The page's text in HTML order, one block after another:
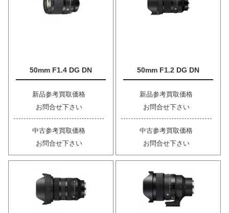
50mm F1.4 DG DN
新品参考買取価格
お問合せ下さい
中古参考買取価格
お問合せ下さい
50mm F1.2 DG DN
新品参考買取価格
お問合せ下さい
中古参考買取価格
お問合せ下さい